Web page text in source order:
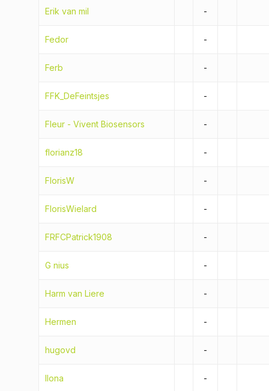
Erik van mil -
Fedor -
Ferb -
FFK_DeFeintsjes -
Fleur - Vivent Biosensors -
florianz18 -
FlorisW -
FlorisWielard -
FRFCPatrick1908 -
G nius -
Harm van Liere -
Hermen -
hugovd -
Ilona -